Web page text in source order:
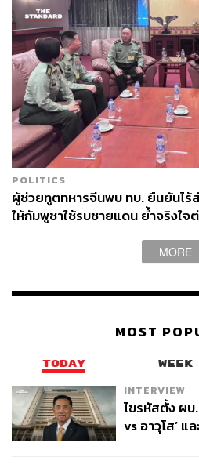
POLITICS
ผู้ช่วยทูตทหารจีนพบ ทบ. ยืนยันไร้
ให้กัมพูชาใช้รบชายแดน ย้ำจริงใจ
MORE
MOST
TODAY WEEK
INTERVIEW
ไขรหัสตั้ง ผบ
vs อาวุโส’ แ